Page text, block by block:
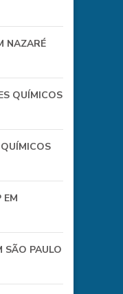
NAZARÉ
QUÍMICOS
EM
SÃO PAULO